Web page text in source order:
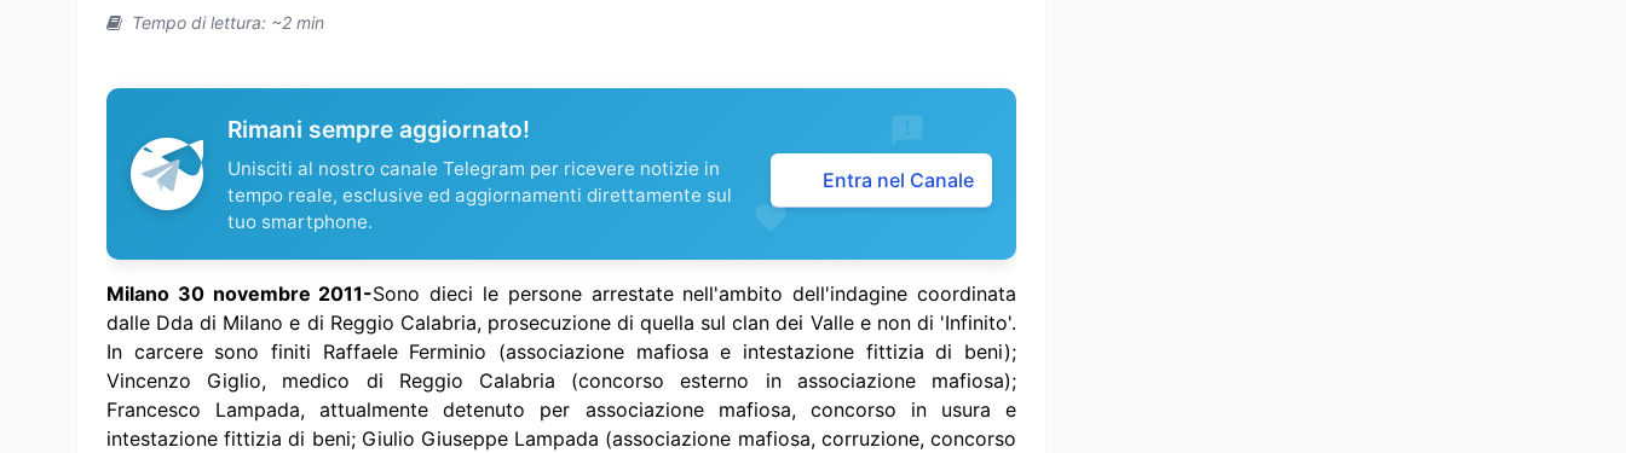
Tempo di lettura: ~2 min
Rimani sempre aggiornato!
Unisciti al nostro canale Telegram per ricevere notizie in
tempo reale, esclusive ed aggiornamenti direttamente sul
tuo smartphone.
Entra nel Canale
Milano 30 novembre 2011-Sono dieci le persone arrestate nell'ambito dell'indagine coordinata
dalle Dda di Milano e di Reggio Calabria, prosecuzione di quella sul clan dei Valle e non di 'Infinito'.
In carcere sono finiti Raffaele Ferminio (associazione mafiosa e intestazione fittizia di beni);
Vincenzo Giglio, medico di Reggio Calabria (concorso esterno in associazione mafiosa);
Francesco Lampada, attualmente detenuto per associazione mafiosa, concorso in usura e
intestazione fittizia di beni; Giulio Giuseppe Lampada (associazione mafiosa, corruzione, concorso